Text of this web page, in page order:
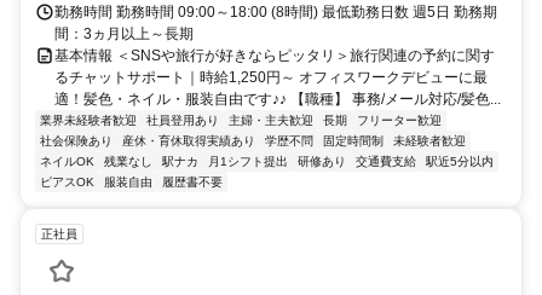
勤務時間 勤務時間 09:00～18:00 (8時間) 最低勤務日数 週5日 勤務期
間：3ヵ月以上～長期
基本情報 ＜SNSや旅行が好きならピッタリ＞旅行関連の予約に関す
るチャットサポート｜時給1,250円～ オフィスワークデビューに最
適！髪色・ネイル・服装自由です♪♪ 【職種】 事務/メール対応/髪色...
業界未経験者歓迎 社員登用あり 主婦・主夫歓迎 長期
フリーター歓迎
社会保険あり
産休・育休取得実績あり 学歴不問 固定時間制
未経験者歓迎
ネイルOK
残業なし 駅ナカ 月1シフト提出 研修あり 交通費支給
駅近5分以内
ピアスOK
服装自由 履歴書不要
正社員